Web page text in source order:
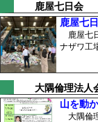
鹿屋七日会
鹿屋七
鹿屋七
ナザワ工
大隅倫理法人
山を動
大隅倫